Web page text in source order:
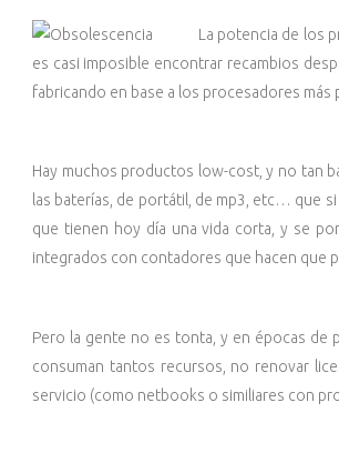
La potencia de los
es casi imposible encontrar recambios
fabricando en base a los procesadores
Hay muchos productos low-cost, y no tan
las baterías, de portátil, de mp3, etc… que
que tienen hoy día una vida corta, y se
integrados con contadores que hacen que
Pero la gente no es tonta, y en épocas de
consuman tantos recursos, no renovar
servicio (como netbooks o similiares con